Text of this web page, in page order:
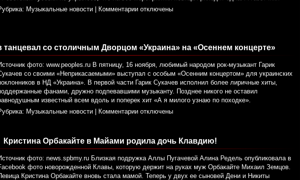
Музыкальные новости Комментарии отключены
танцевал со столичным Дворцом «Украина» на «Осеннем концерте»
фото: www.peoples.ru В пятницу, 16 ноября, любимый народом рок-музыкант Гарик
со своими «Неприкасаемыми» выступал с особым «Осенним концертом» для украинских
в НД «Украина». В первой части Гарик Сукачев исполнил более лиричные хиты,
фанами, дружно подпевавшими музыканту. Позднее никого не оставил
известный всем вдоль и поперек хит «А я милого узнаю по походке».
Музыкальные новости Комментарии отключены
Кристина Орбакайте в Майами родила дочь Клавдию!
фото: news.spbmy.ru Близкая подружка Аллы Пугачевой Алина Редель опубликовала в
фото новорожденной Клавы, которую держит на руках муж Орбакайте Михаил Земцов.
Кристина Орбакайте вновь стала мамой. Теперь у двух ее сыновей Дени и Никиты